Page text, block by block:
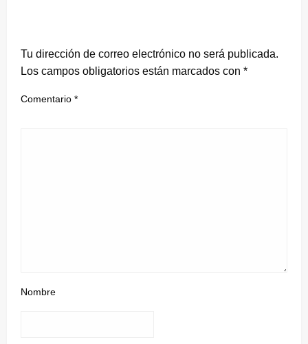
Tu dirección de correo electrónico no será publicada.
Los campos obligatorios están marcados con *
Comentario *
Nombre